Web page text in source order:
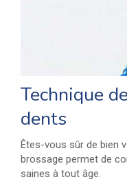
Technique
dents
Êtes-vous sûr de bien
brossage permet de
saines à tout âge.